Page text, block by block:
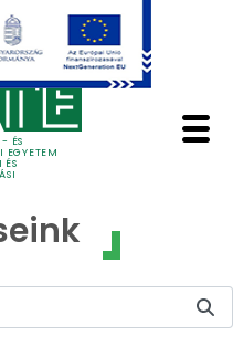
ÉS
EGYETEM
ÉS
MATE